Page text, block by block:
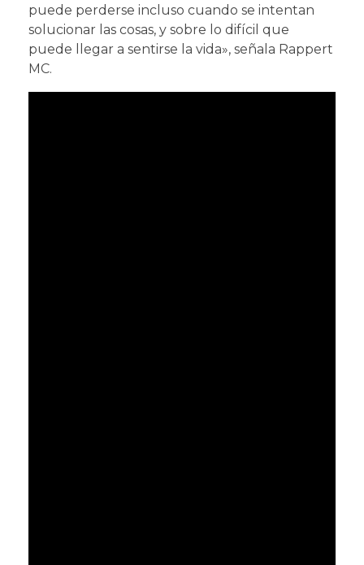
puede perderse incluso cuando se intentan
solucionar las cosas, y sobre lo difícil que
puede llegar a sentirse la vida», señala Rappert
MC.